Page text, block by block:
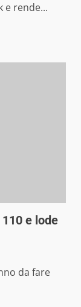
e rende...
e lode
da fare